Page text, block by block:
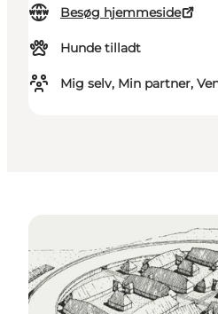
Besøg hjemmeside
Hunde tilladt
Mig selv, Min partner,